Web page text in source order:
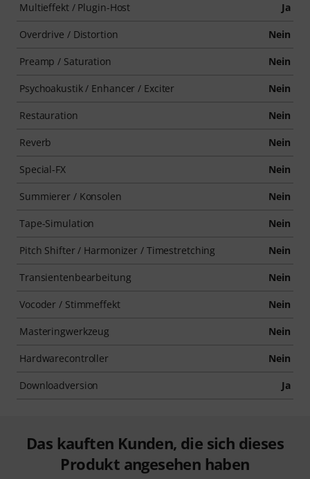
Multieffekt / Plugin-Host Ja
Overdrive / Distortion Nein
Preamp / Saturation Nein
Psychoakustik / Enhancer / Exciter Nein
Restauration Nein
Reverb Nein
Special-FX Nein
Summierer / Konsolen Nein
Tape-Simulation Nein
Pitch Shifter / Harmonizer / Timestretching Nein
Transientenbearbeitung Nein
Vocoder / Stimmeffekt Nein
Masteringwerkzeug Nein
Hardwarecontroller Nein
Downloadversion Ja
Das kauften Kunden, die sich dieses
Produkt angesehen haben